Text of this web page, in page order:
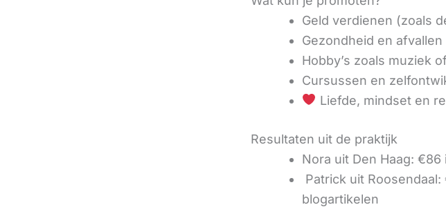
Geld verdienen (zoals
Gezondheid en afvallen
Hobby’s zoals muziek
Cursussen en
Liefde, mindset en
Resultaten uit de praktijk
Nora uit Den Haag:
Patrick uit
blogartikelen